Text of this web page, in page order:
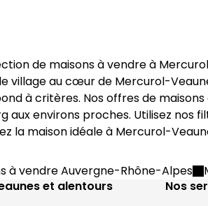
Veaunes (26600)
m² 8 piècesMaison 97
Aller à l'image1
Aller à l'image2
Aller à l'image3
Aller à l'image4
Aller à l'image5
de maisons à vendre à
village au cœur de Mercurol-
à critères. Nos offres de
aux environs proches. Utilisez
la maison idéale à Mercurol-
à vendre Auvergne-Rhône-Alpes
et alentours
Nos